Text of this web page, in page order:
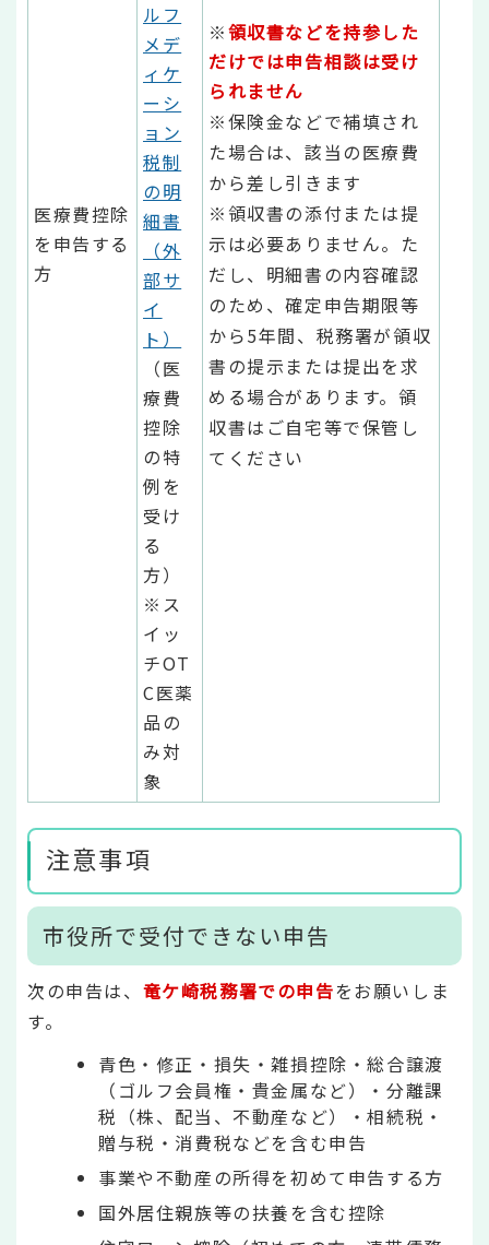
医療費控除
を申告する
方
※領収書などを持参した
だけでは申告相談は受け
られません
※保険金などで補填され
た場合は、該当の医療費
から差し引きます
※領収書の添付または提
示は必要ありません。た
だし、明細書の内容確認
のため、確定申告期限等
から5年間、税務署が領収
書の提示または提出を求
める場合があります。領
収書はご自宅等で保管し
てください
ルフ
メデ
ィケ
ーシ
ョン
税制
の明
細書
（外
部サ
イ
ト）
（医
療費
控除
の特
例を
受け
る
方）
※ス
イッ
チOT
C医薬
品の
み対
象
注意事項
市役所で受付できない申告
次の申告は、 竜ケ崎税務署での申告をお願いしま
す。
青色・修正・損失・雑損控除・総合譲渡
（ゴルフ会員権・貴金属など）・分離課
税（株、配当、不動産など）・相続税・
贈与税・消費税などを含む申告
事業や不動産の所得を初めて申告する方
国外居住親族等の扶養を含む控除